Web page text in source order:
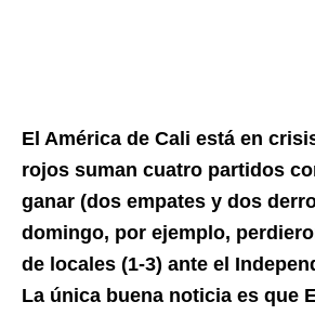
El América de Cali está en
rojos suman cuatro partidos
ganar (dos empates y dos
domingo, por ejemplo,
de locales (1-3) ante el
La única buena noticia es que